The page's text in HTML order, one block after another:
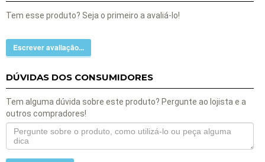
Tem esse produto? Seja o primeiro a avaliá-lo!
Escrever avaliação...
DÚVIDAS DOS CONSUMIDORES
Tem alguma dúvida sobre este produto? Pergunte ao lojista e a
outros compradores!